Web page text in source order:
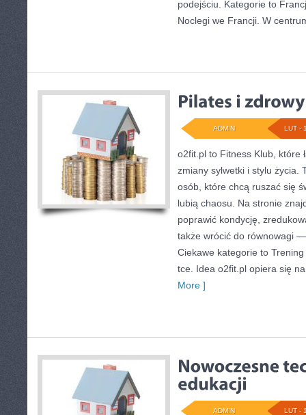
podejściu. Kategorie to
Noclegi we Francji. W
LUT -
ADMIN
o2fit.pl to Fitness Klub, które
zmiany sylwetki i stylu życia.
osób, które chcą ruszać się
lubią chaosu. Na stronie
poprawić kondycję,
także wrócić do równowagi
Ciekawe kategorie to
tce. Idea o2fit.pl opiera się
More ]
LUT -
ADMIN